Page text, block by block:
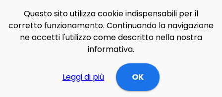
Illuminazione Online Sicilia Trapani
Questo sito utilizza cookie indispensabili per il
corretto funzionamento. Continuando la navigazione
ne accetti l'utilizzo come descritto nella nostra
informativa.
Leggi di più OK